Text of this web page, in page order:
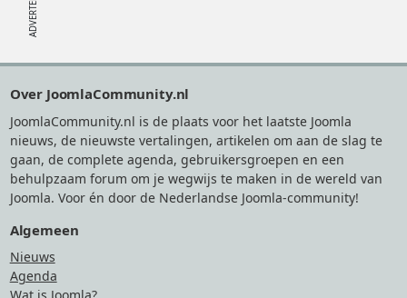
Over JoomlaCommunity.nl
JoomlaCommunity.nl is de plaats voor het laatste Joomla
nieuws, de nieuwste vertalingen, artikelen om aan de slag te
gaan, de complete agenda, gebruikersgroepen en een
behulpzaam forum om je wegwijs te maken in de wereld van
Joomla. Voor én door de Nederlandse Joomla-community!
Algemeen
Nieuws
Agenda